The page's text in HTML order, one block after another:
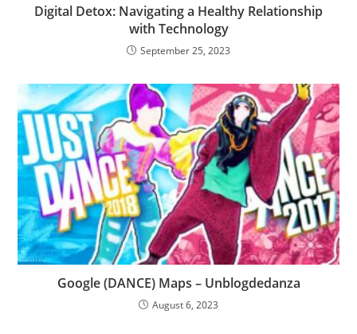
Digital Detox: Navigating a Healthy Relationship
with Technology
September 25, 2023
Google (DANCE) Maps – Unblogdedanza
August 6, 2023